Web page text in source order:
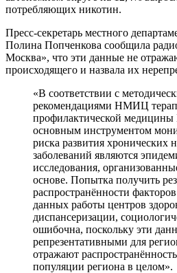
потребляющих никотин.
Пресс-секретарь местного
Полина Попченкова сообщила
Москва», что эти данные не
происходящего и назвала их
«В соответствии с
рекомендациями НМИЦ
профилактической
основным инструментом
риска развития хронических
заболеваний являются
исследования,
основе. Попытка получить
распространённости
данных работы центров
диспансеризации,
ошибочна, поскольку эти
репрезентативными для
отражают
популяции региона в целом».